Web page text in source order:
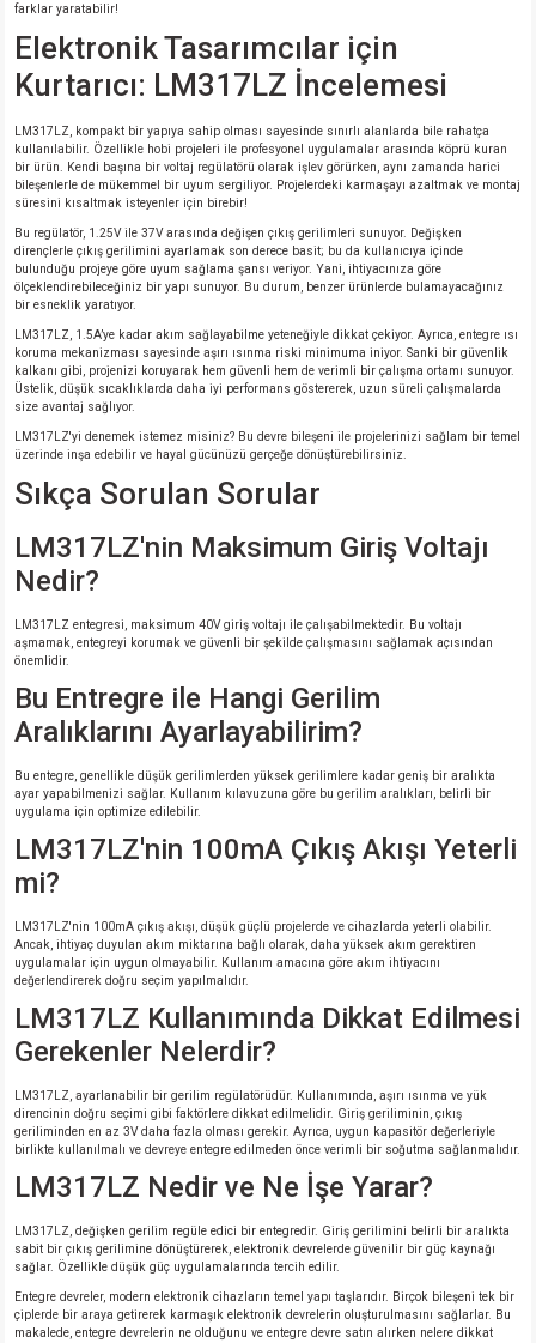
MARKA)
farklar yaratabilir!
Elektronik Tasarımcılar için
Kurtarıcı: LM317LZ İncelemesi
LM317LZ, kompakt bir yapıya sahip olması sayesinde sınırlı alanlarda bile rahatça
kullanılabilir. Özellikle hobi projeleri ile profesyonel uygulamalar arasında köprü kuran
bir ürün. Kendi başına bir voltaj regülatörü olarak işlev görürken, aynı zamanda harici
bileşenlerle de mükemmel bir uyum sergiliyor. Projelerdeki karmaşayı azaltmak ve montaj
süresini kısaltmak isteyenler için birebir!
Bu regülatör, 1.25V ile 37V arasında değişen çıkış gerilimleri sunuyor. Değişken
dirençlerle çıkış gerilimini ayarlamak son derece basit; bu da kullanıcıya içinde
bulunduğu projeye göre uyum sağlama şansı veriyor. Yani, ihtiyacınıza göre
ölçeklendirebileceğiniz bir yapı sunuyor. Bu durum, benzer ürünlerde bulamayacağınız
bir esneklik yaratıyor.
LM317LZ, 1.5A’ye kadar akım sağlayabilme yeteneğiyle dikkat çekiyor. Ayrıca, entegre ısı
koruma mekanizması sayesinde aşırı ısınma riski minimuma iniyor. Sanki bir güvenlik
kalkanı gibi, projenizi koruyarak hem güvenli hem de verimli bir çalışma ortamı sunuyor.
Üstelik, düşük sıcaklıklarda daha iyi performans göstererek, uzun süreli çalışmalarda
size avantaj sağlıyor.
LM317LZ'yi denemek istemez misiniz? Bu devre bileşeni ile projelerinizi sağlam bir temel
üzerinde inşa edebilir ve hayal gücünüzü gerçeğe dönüştürebilirsiniz.
Sıkça Sorulan Sorular
LM317LZ'nin Maksimum Giriş Voltajı
Nedir?
LM317LZ entegresi, maksimum 40V giriş voltajı ile çalışabilmektedir. Bu voltajı
aşmamak, entegreyi korumak ve güvenli bir şekilde çalışmasını sağlamak açısından
önemlidir.
Bu Entregre ile Hangi Gerilim
Aralıklarını Ayarlayabilirim?
Bu entegre, genellikle düşük gerilimlerden yüksek gerilimlere kadar geniş bir aralıkta
ayar yapabilmenizi sağlar. Kullanım kılavuzuna göre bu gerilim aralıkları, belirli bir
uygulama için optimize edilebilir.
LM317LZ'nin 100mA Çıkış Akışı Yeterli
mi?
LM317LZ'nin 100mA çıkış akışı, düşük güçlü projelerde ve cihazlarda yeterli olabilir.
Ancak, ihtiyaç duyulan akım miktarına bağlı olarak, daha yüksek akım gerektiren
uygulamalar için uygun olmayabilir. Kullanım amacına göre akım ihtiyacını
değerlendirerek doğru seçim yapılmalıdır.
LM317LZ Kullanımında Dikkat Edilmesi
Gerekenler Nelerdir?
LM317LZ, ayarlanabilir bir gerilim regülatörüdür. Kullanımında, aşırı ısınma ve yük
direncinin doğru seçimi gibi faktörlere dikkat edilmelidir. Giriş geriliminin, çıkış
geriliminden en az 3V daha fazla olması gerekir. Ayrıca, uygun kapasitör değerleriyle
birlikte kullanılmalı ve devreye entegre edilmeden önce verimli bir soğutma sağlanmalıdır.
LM317LZ Nedir ve Ne İşe Yarar?
LM317LZ, değişken gerilim regüle edici bir entegredir. Giriş gerilimini belirli bir aralıkta
sabit bir çıkış gerilimine dönüştürerek, elektronik devrelerde güvenilir bir güç kaynağı
sağlar. Özellikle düşük güç uygulamalarında tercih edilir.
Entegre devreler, modern elektronik cihazların temel yapı taşlarıdır. Birçok bileşeni tek bir
çiplerde bir araya getirerek karmaşık elektronik devrelerin oluşturulmasını sağlarlar. Bu
makalede, entegre devrelerin ne olduğunu ve entegre devre satın alırken nelere dikkat